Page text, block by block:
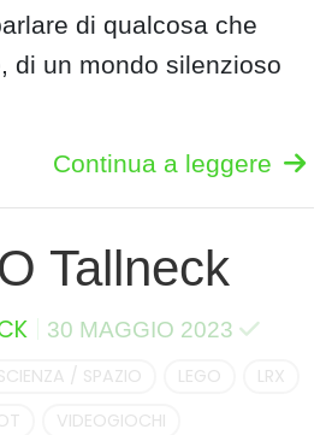
di qualcosa che
di un mondo silenzioso
Continua a leggere
Tallneck
30 MAGGIO 2023
/ SPAZIO LEGO
LRX
VIDEOGIOCHI